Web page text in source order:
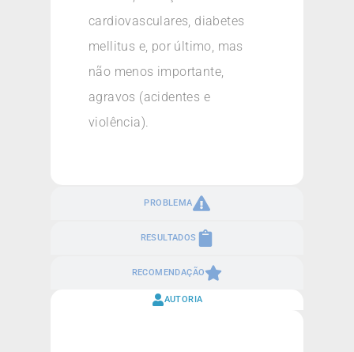
PROBLEMA
RESULTADOS
RECOMENDAÇÃO
cardiovasculares, diabetes
mellitus e, por último, mas
não menos importante,
agravos (acidentes e
violência).
AUTORIA